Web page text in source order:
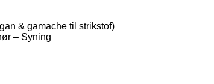
& gamache til strikstof)
– Syning